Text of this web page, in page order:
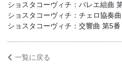
ショスタコーヴィチ：バレエ組曲
ショスタコーヴィチ：チェロ協奏
ショスタコーヴィチ：交響曲 第5
一覧に戻る